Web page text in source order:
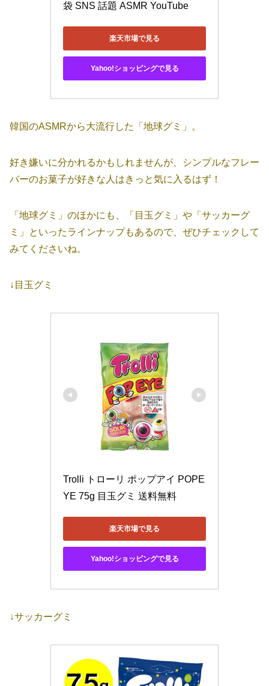
袋 SNS 話題 ASMR YouTube
楽天市場で見る
Yahoo!ショッピングで見る
韓国のASMRから大流行した「地球グミ」。
好き嫌いに分かれるかもしれませんが、シンプルなフレー
バーのお菓子が好きな人はきっと気に入るはず！
「地球グミ」のほかにも、「目玉グミ」や「サッカーグ
ミ」といったラインナップもあるので、ぜひチェックして
みてくださいね。
↓目玉グミ
Trolli トローリ ポップアイ POPE
YE 75g 目玉グミ 送料無料
楽天市場で見る
Yahoo!ショッピングで見る
↓サッカーグミ